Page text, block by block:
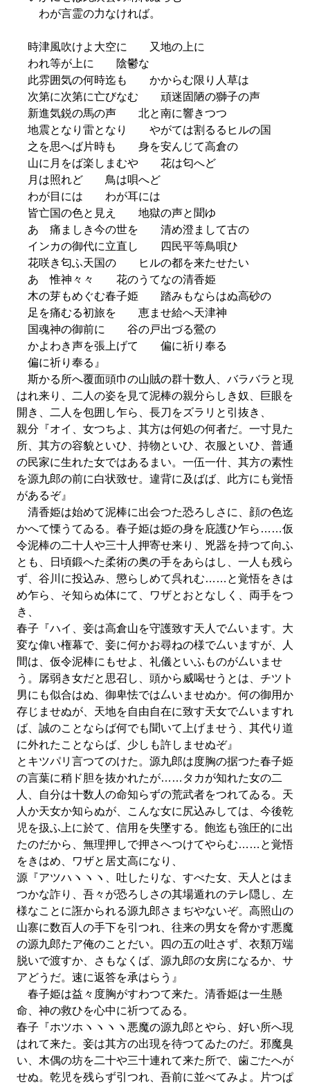
わが言霊の力なければ。
時津風吹けよ大空に 又地の上に
われ等が上に 陰鬱な
此雰囲気の何時迄も かからむ限り人草は
次第に次第に亡びなむ 頑迷固陋の獅子の声
新進気鋭の馬の声 北と南に響きつつ
地震となり雷となり やがては割るるヒルの国
之を思へば片時も 身を安んじて高倉の
山に月をば楽しまむや 花は匂へど
月は照れど 鳥は唄へど
わが目には わが耳には
皆亡国の色と見え 地獄の声と聞ゆ
あゝ痛ましき今の世を 清め澄まして古の
インカの御代に立直し 四民平等鳥唄ひ
花咲き匂ふ天国の ヒルの都を来たせたい
あゝ惟神々々 花のうてなの清香姫
木の芽もめぐむ春子姫 踏みもならはぬ高砂の
足を痛むる初旅を 恵ませ給へ天津神
国魂神の御前に 谷の戸出づる鶯の
かよわき声を張上げて 偏に祈り奉る
偏に祈り奉る』
斯かる所へ覆面頭巾の山賊の群十数人、バラバラと現
はれ来り、二人の姿を見て泥棒の親分らしき奴、巨眼を
開き、二人を包囲し乍ら、長刀をズラリと引抜き、
親分『オイ、女つちよ、其方は何処の何者だ。一寸見た
所、其方の容貌といひ、持物といひ、衣服といひ、普通
の民家に生れた女ではあるまい。一伍一什、其方の素性
を源九郎の前に白状致せ。違背に及ばば、此方にも覚悟
があるぞ』
清香姫は始めて泥棒に出会つた恐ろしさに、顔の色迄
かへて慄うてゐる。春子姫は姫の身を庇護ひ乍ら……仮
令泥棒の二十人や三十人押寄せ来り、兇器を持つて向ふ
とも、日頃鍛へた柔術の奥の手をあらはし、一人も残ら
ず、谷川に投込み、懲らしめて呉れむ……と覚悟をきは
め乍ら、そ知らぬ体にて、ワザとおとなしく、両手をつ
き、
春子『ハイ、妾は高倉山を守護致す天人で厶います。大
変な偉い権幕で、妾に何かお尋ねの様で厶いますが、人
間は、仮令泥棒にもせよ、礼儀といふものが厶いませ
う。孱弱き女だと思召し、頭から威喝せうとは、チツト
男にも似合はぬ、御卑怯では厶いませぬか。何の御用か
存じませぬが、天地を自由自在に致す天女で厶いますれ
ば、誠のことならば何でも聞いて上げませう、其代り道
に外れたことならば、少しも許しませぬぞ』
とキツパリ言つてのけた。源九郎は度胸の据つた春子姫
の言葉に稍ド胆を抜かれたが……タカが知れた女の二
人、自分は十数人の命知らずの荒武者をつれてゐる。天
人か天女か知らぬが、こんな女に尻込みしては、今後乾
児を扱ふ上に於て、信用を失墜する。飽迄も強圧的に出
たのだから、無理押しで押さへつけてやらむ……と覚悟
をきはめ、ワザと居丈高になり、
源『アツハヽヽヽ、吐したりな、すべた女、天人とはま
つかな詐り、吾々が恐ろしさの其場遁れのテレ隠し、左
様なことに誑かられる源九郎さまぢやないぞ。高照山の
山寨に数百人の手下を引つれ、往来の男女を脅かす悪魔
の源九郎たア俺のことだい。四の五の吐さず、衣類万端
脱いで渡すか、さもなくば、源九郎の女房になるか、サ
アどうだ。速に返答を承はらう』
春子姫は益々度胸がすわつて来た。清香姫は一生懸
命、神の救ひを心中に祈つてゐる。
春子『ホツホヽヽヽヽ悪魔の源九郎とやら、好い所へ現
はれて来た。妾は其方の出現を待つてゐたのだ。邪魔臭
い、木偶の坊を二十や三十連れて来た所で、歯ごたへが
せぬ。乾児を残らず引つれ、吾前に並べてみよ。片つぱ